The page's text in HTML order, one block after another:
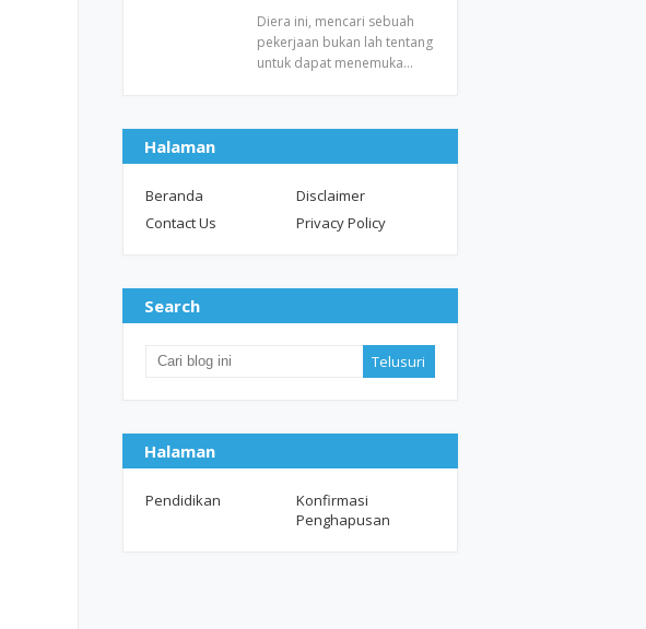
Diera ini, mencari sebuah
pekerjaan bukan lah tentang
untuk dapat menemuka…
Halaman
Beranda
Disclaimer
Contact Us
Privacy Policy
Search
Halaman
Pendidikan
Konfirmasi
Penghapusan